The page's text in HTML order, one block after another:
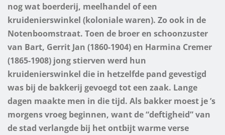
nog wat boerderij, meelhandel of een
kruidenierswinkel (koloniale waren). Zo ook in de
Notenboomstraat. Toen de broer en schoonzuster
van Bart, Gerrit Jan (1860-1904) en Harmina Cremer
(1865-1908) jong stierven werd hun
kruidenierswinkel die in hetzelfde pand gevestigd
was bij de bakkerij gevoegd tot een zaak. Lange
dagen maakte men in die tijd. Als bakker moest je ’s
morgens vroeg beginnen, want de “deftigheid” van
de stad verlangde bij het ontbijt warme verse